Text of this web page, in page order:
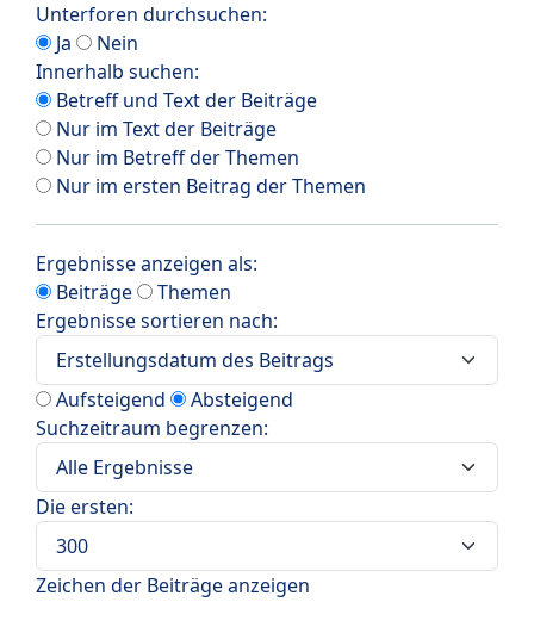
Unterforen durchsuchen:
Ja
Nein
Innerhalb suchen:
Betreff und Text der Beiträge
Nur im Text der Beiträge
Nur im Betreff der Themen
Nur im ersten Beitrag der Themen
Ergebnisse anzeigen als:
Beiträge
Themen
Ergebnisse sortieren nach:
Aufsteigend
Absteigend
Suchzeitraum begrenzen:
Die ersten:
Zeichen der Beiträge anzeigen